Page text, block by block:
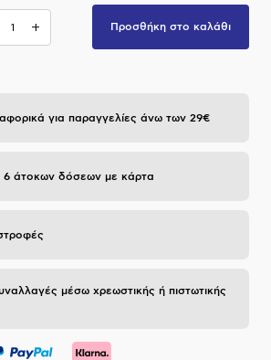
+ Προσθήκη στο καλάθι
για παραγγελίες άνω των 29€
6 άτοκων δόσεων με κάρτα
μέσω χρεωστικής ή πιστωτικής